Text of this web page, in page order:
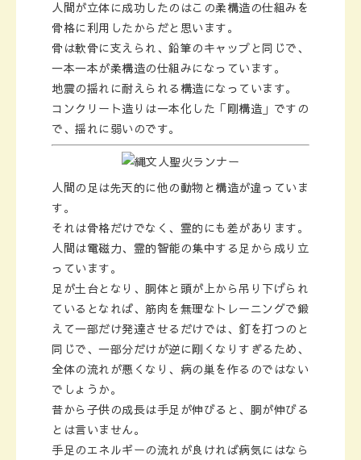
人間が立体に成功したのはこの柔構造の仕組みを
骨格に利用したからだと思います。
骨は軟骨に支えられ、鉛筆のキャップと同じで、
一本一本が柔構造の仕組みになっています。
地震の揺れに耐えられる構造になっています。
コンクリート造りは一本化した「剛構造」ですの
で、揺れに弱いのです。
人間の足は先天的に他の動物と構造が違っていま
す。
それは骨格だけでなく、霊的にも差があります。
人間は電磁力、霊的智能の集中する足から成り立
っています。
足が土台となり、胴体と頭が上から吊り下げられ
ているとなれば、筋肉を無理なトレーニングで鍛
えて一部だけ発達させるだけでは、釘を打つのと
同じで、一部分だけが逆に剛くなりすぎるため、
全体の流れが悪くなり、病の巣を作るのではない
でしょうか。
昔から子供の成長は手足が伸びると、胴が伸びる
とは言いません。
手足のエネルギーの流れが良ければ病気にはなら